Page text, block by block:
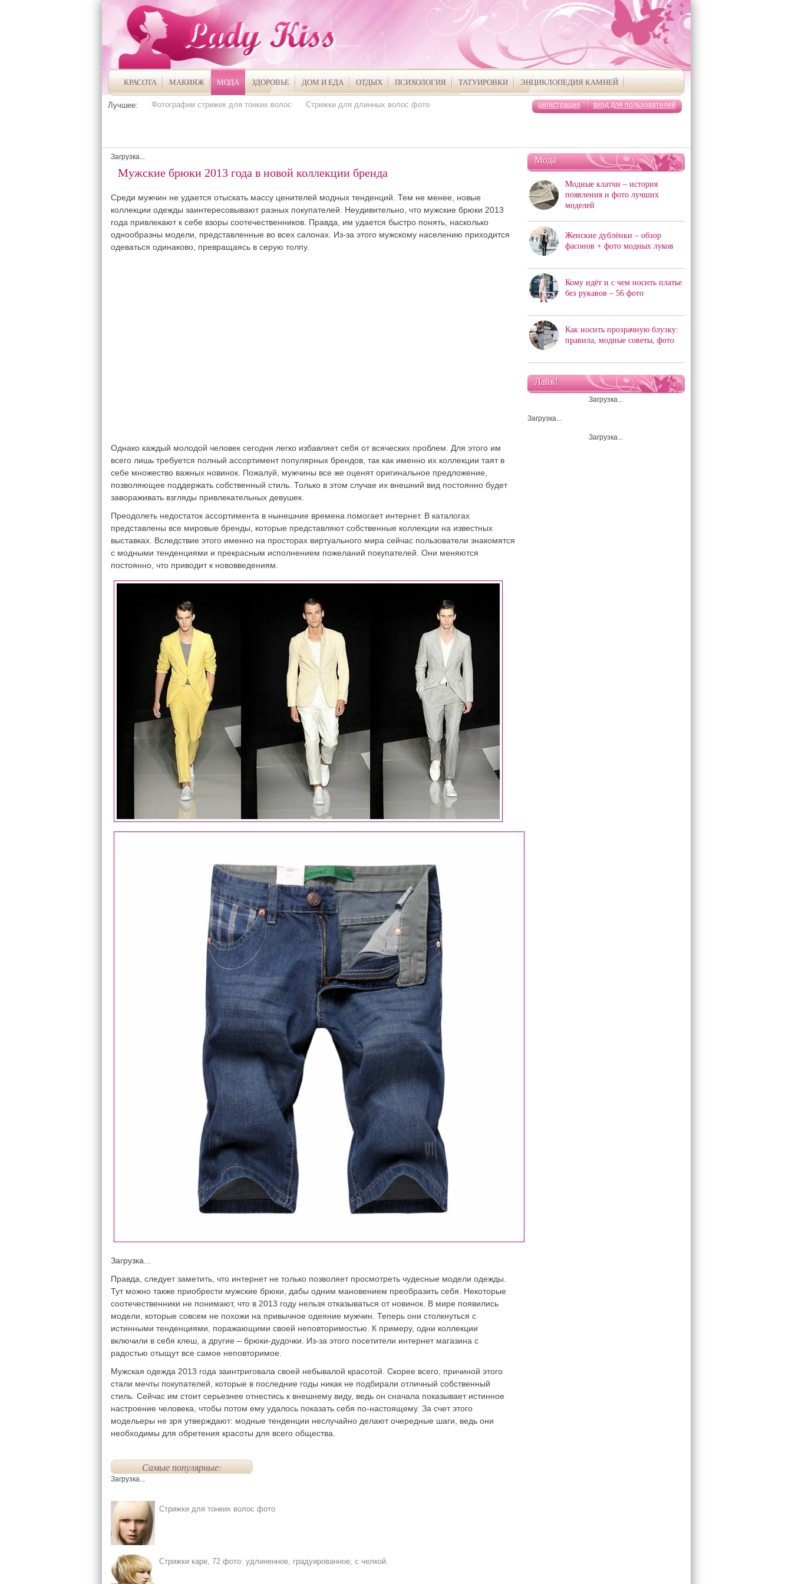
КРАСОТА МАКИЯЖ МОДА ЗДОРОВЬЕ ДОМ И ЕДА ОТДЫХ ПСИХОЛОГИЯ ТАТУИРОВКИ ЭНЦИКЛОПЕДИЯ КАМНЕЙ
Лучшее: Фотографии стрижек для тонких волос Стрижки для длинных волос фото регистрация вход для пользователей
Загрузка...
Мужские брюки 2013 года в новой коллекции бренда
Среди мужчин не удается отыскать массу ценителей модных тенденций. Тем не менее, новые
коллекции одежды заинтересовывают разных покупателей. Неудивительно, что мужские брюки 2013
года привлекают к себе взоры соотечественников. Правда, им удается быстро понять, насколько
однообразны модели, представленные во всех салонах. Из-за этого мужскому населению приходится
одеваться одинаково, превращаясь в серую толпу.
Однако каждый молодой человек сегодня легко избавляет себя от всяческих проблем. Для этого им
всего лишь требуется полный ассортимент популярных брендов, так как именно их коллекции таят в
себе множество важных новинок. Пожалуй, мужчины все же оценят оригинальное предложение,
позволяющее поддержать собственный стиль. Только в этом случае их внешний вид постоянно будет
завораживать взгляды привлекательных девушек.
Преодолеть недостаток ассортимента в нынешние времена помогает интернет. В каталогах
представлены все мировые бренды, которые представляют собственные коллекции на известных
выставках. Вследствие этого именно на просторах виртуального мира сейчас пользователи знакомятся
с модными тенденциями и прекрасным исполнением пожеланий покупателей. Они меняются
постоянно, что приводит к нововведениям.
Загрузка...
Правда, следует заметить, что интернет не только позволяет просмотреть чудесные модели одежды.
Тут можно также приобрести мужские брюки, дабы одним мановением преобразить себя. Некоторые
соотечественники не понимают, что в 2013 году нельзя отказываться от новинок. В мире появились
модели, которые совсем не похожи на привычное одеяние мужчин. Теперь они столкнуться с
истинными тенденциями, поражающими своей неповторимостью. К примеру, одни коллекции
включили в себя клеш, а другие – брюки-дудочки. Из-за этого посетители интернет магазина с
радостью отыщут все самое неповторимое.
Мужская одежда 2013 года заинтриговала своей небывалой красотой. Скорее всего, причиной этого
стали мечты покупателей, которые в последние годы никак не подбирали отличный собственный
стиль. Сейчас им стоит серьезнее отнестись к внешнему виду, ведь он сначала показывает истинное
настроение человека, чтобы потом ему удалось показать себя по-настоящему. За счет этого
модельеры не зря утверждают: модные тенденции неслучайно делают очередные шаги, ведь они
необходимы для обретения красоты для всего общества.
Самые популярные:
Загрузка...
Стрижки для тонких волос фото
Стрижки каре, 72 фото: удлиненное, градуированное, с челкой.
Мода
Модные клатчи – история
появления и фото лучших
моделей
Женские дублёнки – обзор
фасонов + фото модных луков
Кому идёт и с чем носить платье
без рукавов – 56 фото
Как носить прозрачную блузку:
правила, модные советы, фото
Лайк!
Загрузка...
Загрузка...
Загрузка...